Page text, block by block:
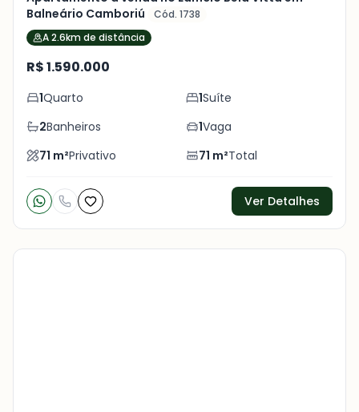
Balneário Camboriú
Cód. 1738
A 2.6km de distância
R$ 1.590.000
1Quarto 1Suíte
2Banheiros 1Vaga
71 m²Privativo 71 m²Total
Ver Detalhes